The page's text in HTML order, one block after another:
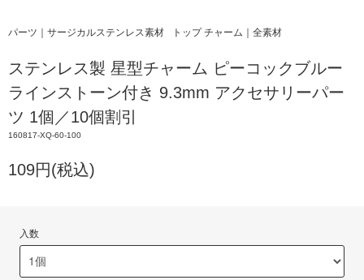
パーツ｜サージカルステンレス素材 トップ チャーム｜全素材
ステンレス製 星型チャーム ピーコックブルー
ラインストーン付き 9.3mm アクセサリーパー
ツ 1個／10個割引
160817-XQ-60-100
109円(税込)
入数